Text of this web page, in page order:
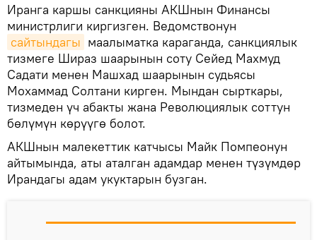
Иранга каршы санкцияны АКШнын Финансы
министрлиги киргизген. Ведомствонун
сайтындагы маалыматка караганда, санкциялык
тизмеге Шираз шаарынын соту Сейед Махмуд
Садати менен Машхад шаарынын судьясы
Мохаммад Солтани кирген. Мындан сырткары,
тизмеден үч абакты жана Революциялык соттун
бөлүмүн көрүүгө болот.
АКШнын малекеттик катчысы Майк Помпеонун
айтымында, аты аталган адамдар менен түзүмдөр
Ирандагы адам укуктарын бузган.